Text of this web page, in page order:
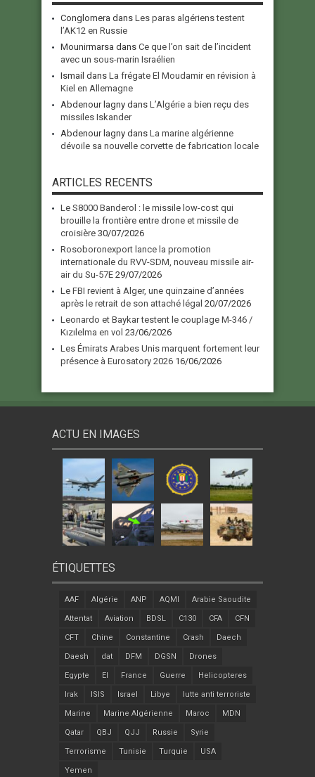
Conglomera dans Les paras algériens testent
l’AK12 en Russie
Mounirmarsa dans Ce que l’on sait de l’incident
avec un sous-marin Israélien
Ismail dans La frégate El Moudamir en révision à
Kiel en Allemagne
Abdenour lagny dans L’Algérie a bien reçu des
missiles Iskander
Abdenour lagny dans La marine algérienne
dévoile sa nouvelle corvette de fabrication locale
ARTICLES RECENTS
Le S8000 Banderol : le missile low-cost qui
brouille la frontière entre drone et missile de
croisière 30/07/2026
Rosoboronexport lance la promotion
internationale du RVV-SDM, nouveau missile air-
air du Su-57E 29/07/2026
Le FBI revient à Alger, une quinzaine d’années
après le retrait de son attaché légal 20/07/2026
Leonardo et Baykar testent le couplage M-346 /
Kızılelma en vol 23/06/2026
Les Émirats Arabes Unis marquent fortement leur
présence à Eurosatory 2026 16/06/2026
ACTU EN IMAGES
ÉTIQUETTES
AAF Algérie ANP AQMI Arabie Saoudite
Attentat Aviation BDSL C130 CFA CFN
CFT Chine Constantine Crash Daech
Daesh dat DFM DGSN Drones
Egypte EI France Guerre Helicopteres
Irak ISIS Israel Libye lutte anti terroriste
Marine Marine Algérienne Maroc MDN
Qatar QBJ QJJ Russie Syrie
Terrorisme Tunisie Turquie USA
Yemen